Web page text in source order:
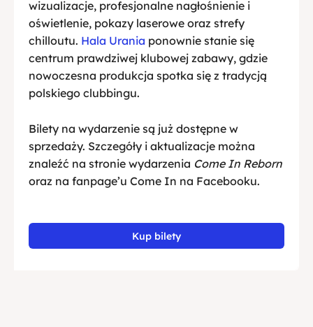
wizualizacje, profesjonalne nagłośnienie i
oświetlenie, pokazy laserowe oraz strefy
chilloutu. Hala Urania ponownie stanie się
centrum prawdziwej klubowej zabawy, gdzie
nowoczesna produkcja spotka się z tradycją
polskiego clubbingu.
Bilety na wydarzenie są już dostępne w
sprzedaży. Szczegóły i aktualizacje można
znaleźć na stronie wydarzenia Come In Reborn
oraz na fanpage’u Come In na Facebooku.
Kup bilety